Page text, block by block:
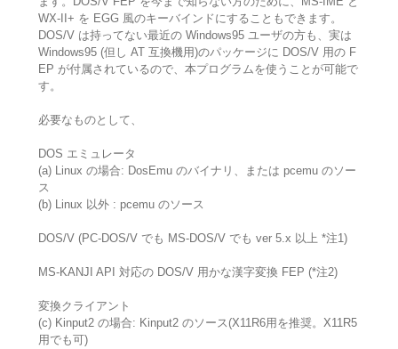
WX-II+ を EGG 風のキーバインドにすることもできます。
DOS/V は持ってない最近の Windows95 ユーザの方も、実は
Windows95 (但し AT 互換機用)のパッケージに DOS/V 用の F
EP が付属されているので、本プログラムを使うことが可能で
す。
必要なものとして、
DOS エミュレータ
(a) Linux の場合: DosEmu のバイナリ、または pcemu のソー
ス
(b) Linux 以外 : pcemu のソース
DOS/V (PC-DOS/V でも MS-DOS/V でも ver 5.x 以上 *注1)
MS-KANJI API 対応の DOS/V 用かな漢字変換 FEP (*注2)
変換クライアント
(c) Kinput2 の場合: Kinput2 のソース(X11R6用を推奨。X11R5
用でも可)